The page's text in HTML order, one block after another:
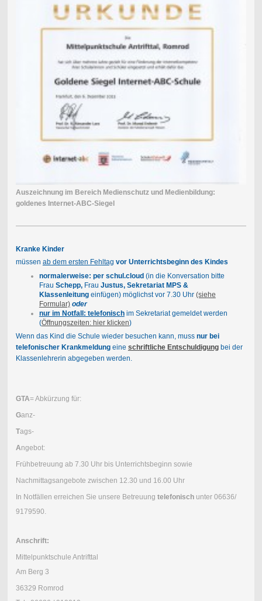
Auszeichnung im Bereich Medienschutz und Medienbildung:
goldenes Internet-ABC-Siegel
Kranke Kinder
müssen ab dem ersten Fehltag vor Unterrichtsbeginn des Kindes
normalerweise: per schul.cloud(in die Konversation bitte
Frau Schepp,Frau Justus, Sekretariat MPS &
Klassenleitungeinfügen) möglichst vor 7.30 Uhr (siehe
Formular) oder
nur im Notfall: telefonischim Sekretariat gemeldet werden
(Öffnungszeiten: hier klicken)
Wenn das Kind die Schule wieder besuchen kann, muss nur bei
telefonischer Krankmeldungeine schriftliche Entschuldigungbei der
Klassenlehrerin abgegeben werden.
GTA= Abkürzung für:
Ganz-
Tags-
Angebot:
Frühbetreuung ab 7.30 Uhr bis Unterrichtsbeginn sowie
Nachmittagsangebote zwischen 12.30 und 16.00 Uhr
In Notfällen erreichen Sie unsere Betreuung telefonischunter 06636/
9179590.
Anschrift:
Mittelpunktschule Antrifttal
Am Berg 3
36329 Romrod